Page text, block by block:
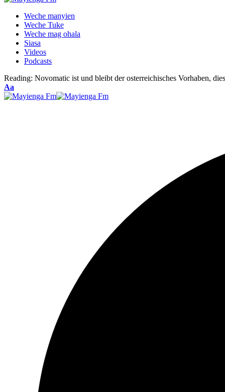
Weche manyien
Weche Tuke
Weche mag ohala
Siasa
Videos
Podcasts
Reading: Novomatic ist und bleibt der osterreichisches Vorhaben,
Font
Resizer
Aa